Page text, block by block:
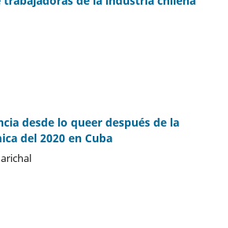
desde lo queer después de la
del 2020 en Cuba